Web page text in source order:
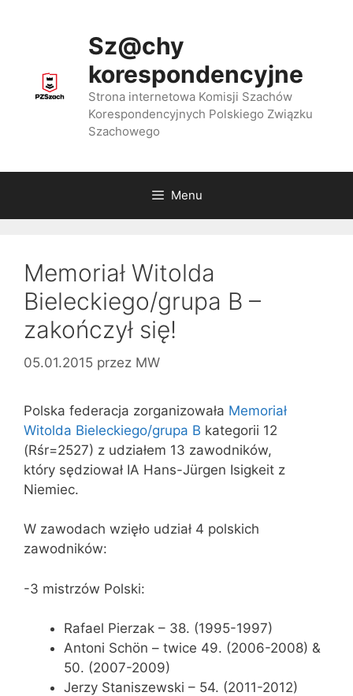
Sz@chy
korespondencyjne
Strona internetowa Komisji Szachów
Korespondencyjnych Polskiego Związku
Szachowego
Menu
Memoriał Witolda
Bieleckiego/grupa B –
zakończył się!
05.01.2015 przez MW
Polska federacja zorganizowała Memoriał
Witolda Bieleckiego/grupa B kategorii 12
(Rśr=2527) z udziałem 13 zawodników,
który sędziował IA Hans-Jürgen Isigkeit z
Niemiec.
W zawodach wzięło udział 4 polskich
zawodników:
-3 mistrzów Polski:
Rafael Pierzak – 38. (1995-1997)
Antoni Schön – twice 49. (2006-2008) &
50. (2007-2009)
Jerzy Staniszewski – 54. (2011-2012)